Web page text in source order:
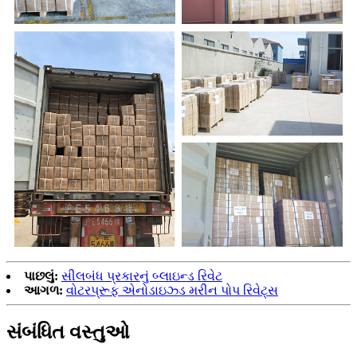
પાછલું: સીલબંધ પ્રકારનું બ્લાઇન્ડ રિવેટ
આગળ: વોટરપ્રૂફ એનોડાઇઝ્ડ મરીન પોપ રિવેટ્સ
સંબંધિત વસ્તુઓ